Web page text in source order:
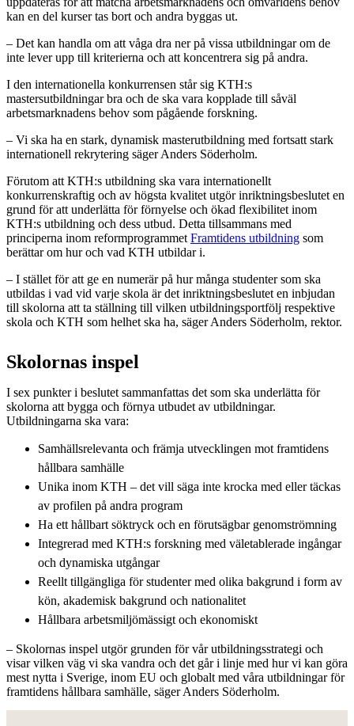
kan en del kurser tas bort och andra byggas ut.
– Det kan handla om att våga dra ner på vissa utbildningar om de
inte lever upp till kriterierna och att koncentrera sig på andra.
I den internationella konkurrensen står sig KTH:s
mastersutbildningar bra och de ska vara kopplade till såväl
arbetsmarknadens behov som pågående forskning.
– Vi ska ha en stark, dynamisk masterutbildning med fortsatt stark
internationell rekrytering säger Anders Söderholm.
Förutom att KTH:s utbildning ska vara internationellt
konkurrenskraftig och av högsta kvalitet utgör inriktningsbeslutet en
grund för att underlätta för förnyelse och ökad flexibilitet inom
KTH:s utbildning och dess utbud. Detta tillsammans med
principerna inom reformprogrammet Framtidens utbildning som
berättar om hur och vad KTH utbildar i.
– I stället för att ge en numerär på hur många studenter som ska
utbildas i vad vid varje skola är det inriktningsbeslutet en inbjudan
till skolorna att ta ställning till vilken utbildningsportfölj respektive
skola och KTH som helhet ska ha, säger Anders Söderholm, rektor.
Skolornas inspel
I sex punkter i beslutet sammanfattas det som ska underlätta för
skolorna att bygga och förnya utbudet av utbildningar.
Utbildningarna ska vara:
Samhällsrelevanta och främja utvecklingen mot framtidens
hållbara samhälle
Unika inom KTH – det vill säga inte krocka med eller täckas
av profilen på andra program
Ha ett hållbart söktryck och en förutsägbar genomströmning
Integrerad med KTH:s forskning med väletablerade ingångar
och dynamiska utgångar
Reellt tillgängliga för studenter med olika bakgrund i form av
kön, akademisk bakgrund och nationalitet
Hållbara arbetsmiljömässigt och ekonomiskt
– Skolornas inspel utgör grunden för vår utbildningsstrategi och
visar vilken väg vi ska vandra och det går i linje med hur vi kan göra
mest nytta i Sverige, inom EU och globalt med våra utbildningar för
framtidens hållbara samhälle, säger Anders Söderholm.